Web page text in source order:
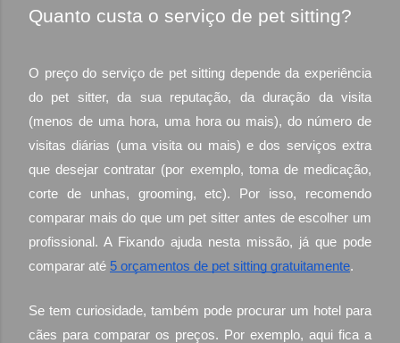
Quanto custa o serviço de pet sitting?
O preço do serviço de pet sitting depende da experiência
do pet sitter, da sua reputação, da duração da visita
(menos de uma hora, uma hora ou mais), do número de
visitas diárias (uma visita ou mais) e dos serviços extra
que desejar contratar (por exemplo, toma de medicação,
corte de unhas, grooming, etc). Por isso, recomendo
comparar mais do que um pet sitter antes de escolher um
profissional. A Fixando ajuda nesta missão, já que pode
comparar até 5 orçamentos de pet sitting gratuitamente.
Se tem curiosidade, também pode procurar um hotel para
cães para comparar os preços. Por exemplo, aqui fica a